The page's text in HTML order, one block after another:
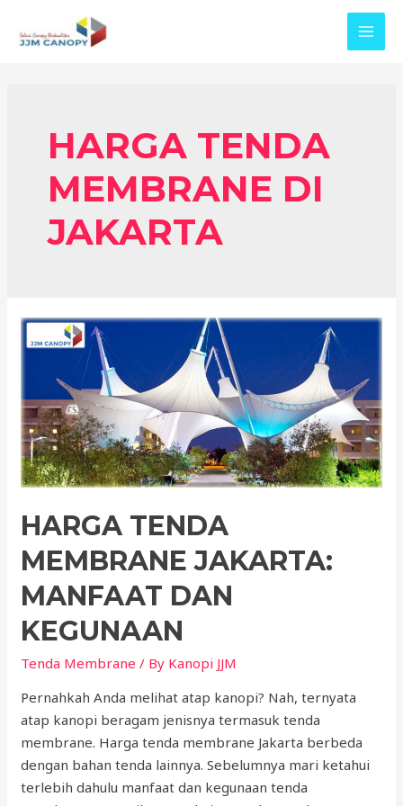
HARGA TENDA
MEMBRANE DI
JAKARTA
HARGA TENDA
MEMBRANE JAKARTA:
MANFAAT DAN
KEGUNAAN
Tenda Membrane / By Kanopi JJM
Pernahkah Anda melihat atap kanopi? Nah, ternyata
atap kanopi beragam jenisnya termasuk tenda
membrane. Harga tenda membrane Jakarta berbeda
dengan bahan tenda lainnya. Sebelumnya mari ketahui
terlebih dahulu manfaat dan kegunaan tenda